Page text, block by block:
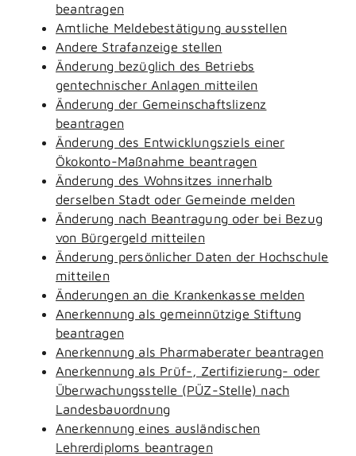
beantragen
Amtliche Meldebestätigung ausstellen
Andere Strafanzeige stellen
Änderung bezüglich des Betriebs
gentechnischer Anlagen mitteilen
Änderung der Gemeinschaftslizenz
beantragen
Änderung des Entwicklungsziels einer
Ökokonto-Maßnahme beantragen
Änderung des Wohnsitzes innerhalb
derselben Stadt oder Gemeinde melden
Änderung nach Beantragung oder bei Bezug
von Bürgergeld mitteilen
Änderung persönlicher Daten der Hochschule
mitteilen
Änderungen an die Krankenkasse melden
Anerkennung als gemeinnützige Stiftung
beantragen
Anerkennung als Pharmaberater beantragen
Anerkennung als Prüf-, Zertifizierung- oder
Überwachungsstelle (PÜZ-Stelle) nach
Landesbauordnung
Anerkennung eines ausländischen
Lehrerdiploms beantragen